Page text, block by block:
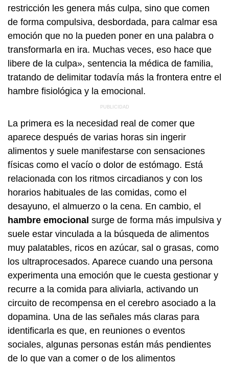
restricción les genera más culpa, sino que comen
de forma compulsiva, desbordada, para calmar esa
emoción que no la pueden poner en una palabra o
transformarla en ira. Muchas veces, eso hace que
libere de la culpa», sentencia la médica de familia,
tratando de delimitar todavía más la frontera entre el
hambre fisiológica y la emocional.
La primera es la necesidad real de comer que
aparece después de varias horas sin ingerir
alimentos y suele manifestarse con sensaciones
físicas como el vacío o dolor de estómago. Está
relacionada con los ritmos circadianos y con los
horarios habituales de las comidas, como el
desayuno, el almuerzo o la cena. En cambio, el
hambre emocional surge de forma más impulsiva y
suele estar vinculada a la búsqueda de alimentos
muy palatables, ricos en azúcar, sal o grasas, como
los ultraprocesados. Aparece cuando una persona
experimenta una emoción que le cuesta gestionar y
recurre a la comida para aliviarla, activando un
circuito de recompensa en el cerebro asociado a la
dopamina. Una de las señales más claras para
identificarla es que, en reuniones o eventos
sociales, algunas personas están más pendientes
de lo que van a comer o de los alimentos